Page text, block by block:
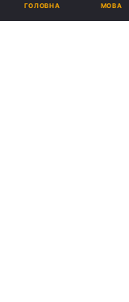
ГОЛОВНА МОВА